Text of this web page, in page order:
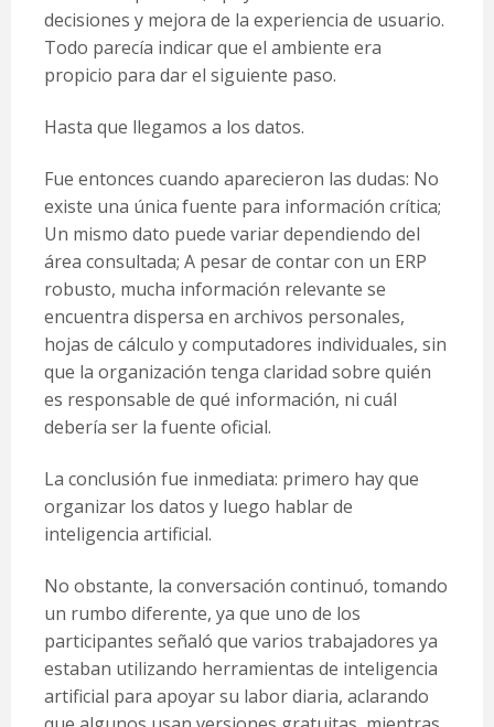
decisiones y mejora de la experiencia de usuario.
Todo parecía indicar que el ambiente era
propicio para dar el siguiente paso.
Hasta que llegamos a los datos.
Fue entonces cuando aparecieron las dudas: No
existe una única fuente para información crítica;
Un mismo dato puede variar dependiendo del
área consultada; A pesar de contar con un ERP
robusto, mucha información relevante se
encuentra dispersa en archivos personales,
hojas de cálculo y computadores individuales, sin
que la organización tenga claridad sobre quién
es responsable de qué información, ni cuál
debería ser la fuente oficial.
La conclusión fue inmediata: primero hay que
organizar los datos y luego hablar de
inteligencia artificial.
No obstante, la conversación continuó, tomando
un rumbo diferente, ya que uno de los
participantes señaló que varios trabajadores ya
estaban utilizando herramientas de inteligencia
artificial para apoyar su labor diaria, aclarando